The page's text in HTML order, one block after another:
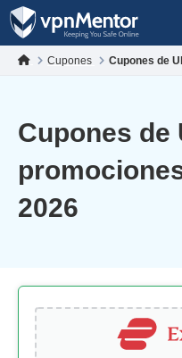
Cupones Cupones de
Cupones de
2026